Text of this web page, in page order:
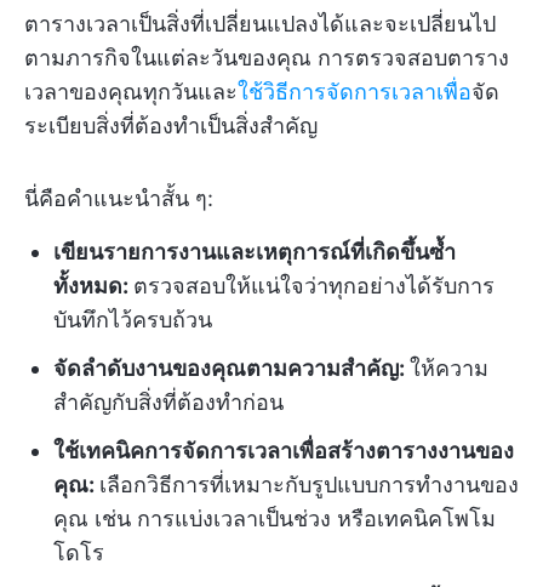
ตารางเวลาเป็นสิ่งที่เปลี่ยนแปลงได้และจะเปลี่ยนไป
ตามภารกิจในแต่ละวันของคุณ การตรวจสอบตาราง
เวลาของคุณทุกวันและใช้วิธีการจัดการเวลาเพื่อจัด
ระเบียบสิ่งที่ต้องทำเป็นสิ่งสำคัญ
นี่คือคำแนะนำสั้น ๆ:
เขียนรายการงานและเหตุการณ์ที่เกิดขึ้นซ้ำ
ทั้งหมด: ตรวจสอบให้แน่ใจว่าทุกอย่างได้รับการ
บันทึกไว้ครบถ้วน
จัดลำดับงานของคุณตามความสำคัญ: ให้ความ
สำคัญกับสิ่งที่ต้องทำก่อน
ใช้เทคนิคการจัดการเวลาเพื่อสร้างตารางงานของ
คุณ: เลือกวิธีการที่เหมาะกับรูปแบบการทำงานของ
คุณ เช่น การแบ่งเวลาเป็นช่วง หรือเทคนิคโพโม
โดโร